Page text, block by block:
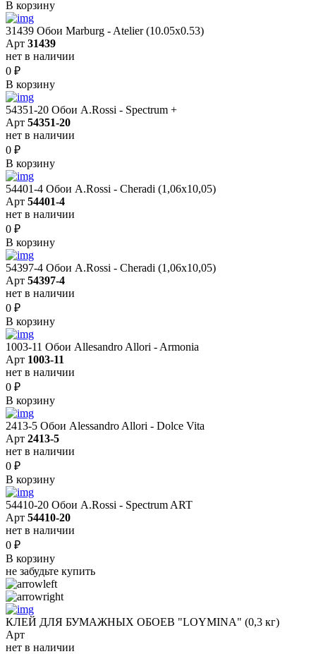
В корзину
31439 Обои Marburg - Atelier (10.05х0.53)
Арт 31439
нет в наличии
0 ₽
В корзину
54351-20 Обои A.Rossi - Spectrum +
Арт 54351-20
нет в наличии
0 ₽
В корзину
54401-4 Обои A.Rossi - Cheradi (1,06x10,05)
Арт 54401-4
нет в наличии
0 ₽
В корзину
54397-4 Обои A.Rossi - Cheradi (1,06x10,05)
Арт 54397-4
нет в наличии
0 ₽
В корзину
1003-11 Обои Allesandro Allori - Armonia
Арт 1003-11
нет в наличии
0 ₽
В корзину
2413-5 Обои Alessandro Allori - Dolce Vita
Арт 2413-5
нет в наличии
0 ₽
В корзину
54410-20 Обои A.Rossi - Spectrum ART
Арт 54410-20
нет в наличии
0 ₽
В корзину
не забудьте купить
КЛЕЙ ДЛЯ БУМАЖНЫХ ОБОЕВ "LOYMINA" (0,3 кг)
Арт
нет в наличии